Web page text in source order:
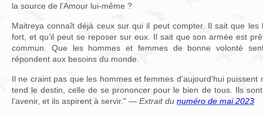
la source de l’Amour lui-même ?
Maitreya connaît déjà ceux sur qui il peut compter. Il sait que
fort, et qu’il peut se reposer sur eux. Il sait que son armée est
commun. Que les hommes et femmes de bonne volonté
répondent aux besoins du monde.
Il ne craint pas que les hommes et femmes d’aujourd’hui puissent
tend le destin, celle de se prononcer pour le bien de tous. Ils
l’avenir, et ils aspirent à servir." — Extrait du numéro de mai 2023